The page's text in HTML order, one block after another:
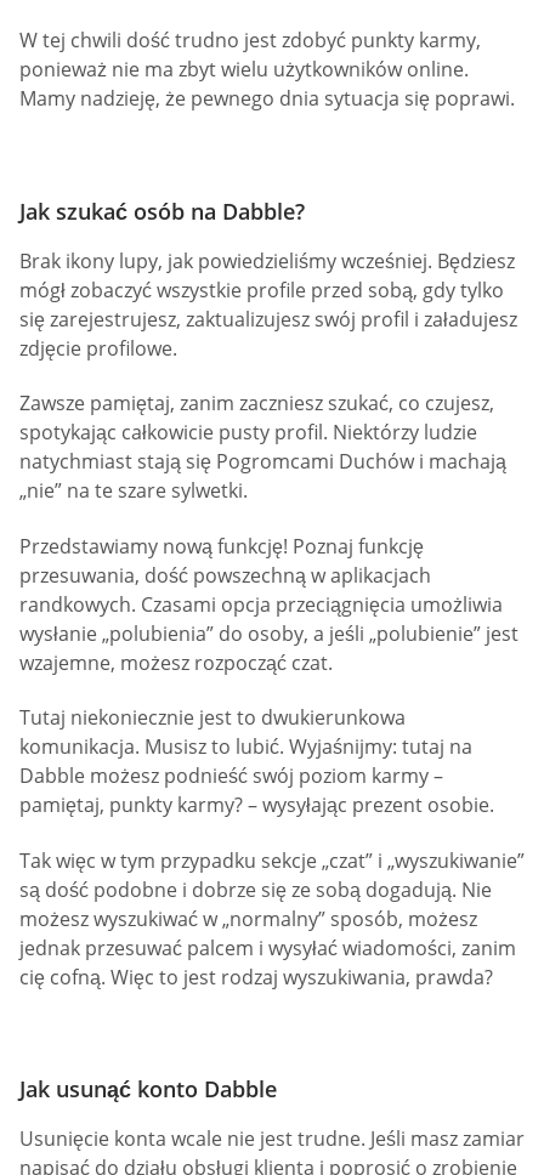
W tej chwili dość trudno jest zdobyć punkty karmy,
ponieważ nie ma zbyt wielu użytkowników online.
Mamy nadzieję, że pewnego dnia sytuacja się poprawi.
Jak szukać osób na Dabble?
Brak ikony lupy, jak powiedzieliśmy wcześniej. Będziesz
mógł zobaczyć wszystkie profile przed sobą, gdy tylko
się zarejestrujesz, zaktualizujesz swój profil i załadujesz
zdjęcie profilowe.
Zawsze pamiętaj, zanim zaczniesz szukać, co czujesz,
spotykając całkowicie pusty profil. Niektórzy ludzie
natychmiast stają się Pogromcami Duchów i machają
„nie” na te szare sylwetki.
Przedstawiamy nową funkcję! Poznaj funkcję
przesuwania, dość powszechną w aplikacjach
randkowych. Czasami opcja przeciągnięcia umożliwia
wysłanie „polubienia” do osoby, a jeśli „polubienie” jest
wzajemne, możesz rozpocząć czat.
Tutaj niekoniecznie jest to dwukierunkowa
komunikacja. Musisz to lubić. Wyjaśnijmy: tutaj na
Dabble możesz podnieść swój poziom karmy –
pamiętaj, punkty karmy? – wysyłając prezent osobie.
Tak więc w tym przypadku sekcje „czat” i „wyszukiwanie”
są dość podobne i dobrze się ze sobą dogadują. Nie
możesz wyszukiwać w „normalny” sposób, możesz
jednak przesuwać palcem i wysyłać wiadomości, zanim
cię cofną. Więc to jest rodzaj wyszukiwania, prawda?
Jak usunąć konto Dabble
Usunięcie konta wcale nie jest trudne. Jeśli masz zamiar
napisać do działu obsługi klienta i poprosić o zrobienie